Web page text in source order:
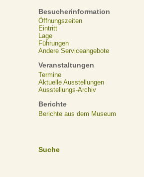
Besucherinformation
Öffnungszeiten
Eintritt
Lage
Führungen
Andere Serviceangebote
Veranstaltungen
Termine
Aktuelle Ausstellungen
Ausstellungs-Archiv
Berichte
Berichte aus dem Museum
Suche